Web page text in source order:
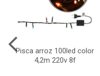
Pisca arroz 100led color
4,2m 220v 8f